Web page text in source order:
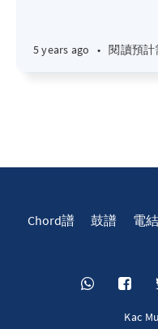
5 years ago • 閱讀預計
Chord譜 鼓譜 電
Kac